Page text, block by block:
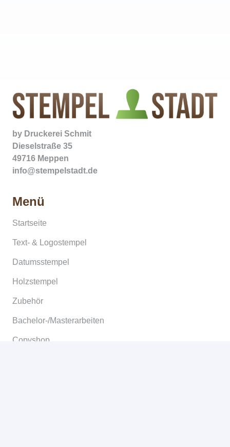
by Druckerei Schmit
Dieselstraße 35
49716 Meppen
info@stempelstadt.de
Menü
Startseite
Text- & Logostempel
Datumsstempel
Holzstempel
Zubehör
Bachelor-/Masterarbeiten
Copyshop